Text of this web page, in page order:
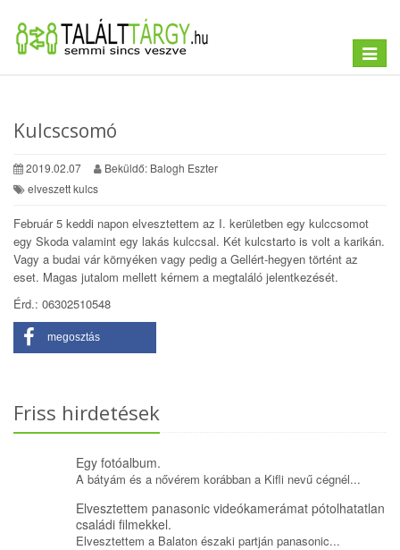
Toggle
Kulcscsomó
2019.02.07
Beküldő: Balogh Eszter
elveszett kulcs
Február 5 keddi napon elvesztettem az I. kerületben egy kulccsomot
egy Skoda valamint egy lakás kulccsal. Két kulcstarto is volt a karikán.
Vagy a budai vár környéken vagy pedig a Gellért-hegyen történt az
eset. Magas jutalom mellett kérnem a megtaláló jelentkezését.
Érd.: 06302510548
megosztás
Friss hirdetések
Egy fotóalbum.
A bátyám és a nővérem korábban a Kifli nevű cégnél...
Elvesztettem panasonic videókamerámat pótolhatatlan
családi filmekkel.
Elvesztettem a Balaton északi partján panasonic...